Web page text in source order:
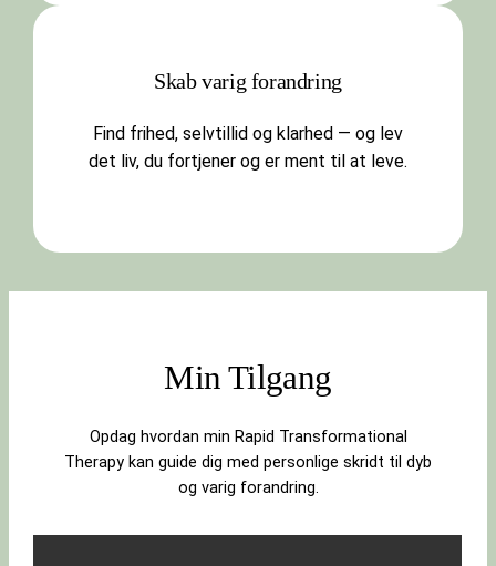
Skab varig forandring
Find frihed, selvtillid og klarhed — og lev
det liv, du fortjener og er ment til at leve.
Min Tilgang
Opdag hvordan min Rapid Transformational
Therapy kan guide dig med personlige skridt til dyb
og varig forandring.